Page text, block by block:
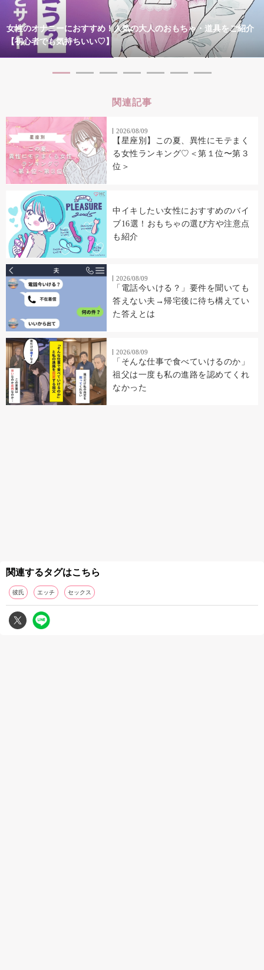
女性のオナニーにおすすめ！人気の大人のおもちゃ・道具をご紹介
【初心者でも気持ちいい♡】
関連記事
2026/08/09
【星座別】この夏、異性にモテまく
る女性ランキング♡＜第１位〜第３
位＞
中イキしたい女性におすすめのバイ
ブ16選！おもちゃの選び方や注意点
も紹介
2026/08/09
「電話今いける？」要件を聞いても
答えない夫→帰宅後に待ち構えてい
た答えとは
2026/08/09
「そんな仕事で食べていけるのか」
祖父は一度も私の進路を認めてくれ
なかった
関連するタグはこちら
彼氏 エッチ セックス